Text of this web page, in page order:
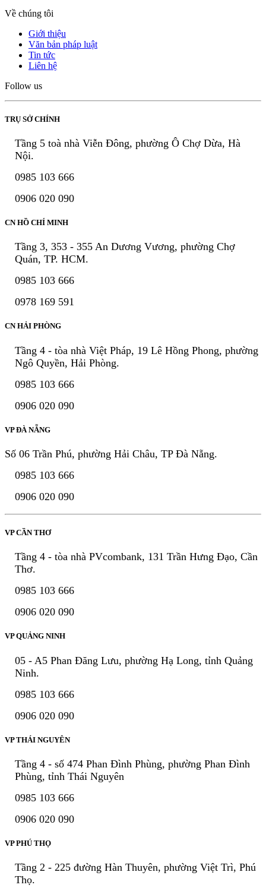
Về chúng tôi
Giới thiệu
Văn bản pháp luật
Tin tức
Liên hệ
Follow us
TRỤ SỞ CHÍNH
Tầng 5 toà nhà Viễn Đông, phường Ô Chợ Dừa, Hà
Nội.
0985 103 666
0906 020 090
CN HỒ CHÍ MINH
Tầng 3, 353 - 355 An Dương Vương, phường Chợ
Quán, TP. HCM.
0985 103 666
0978 169 591
CN HẢI PHÒNG
Tầng 4 - tòa nhà Việt Pháp, 19 Lê Hồng Phong, phường
Ngô Quyền, Hải Phòng.
0985 103 666
0906 020 090
VP ĐÀ NẴNG
Số 06 Trần Phú, phường Hải Châu, TP Đà Nẵng.
0985 103 666
0906 020 090
VP CẦN THƠ
Tầng 4 - tòa nhà PVcombank, 131 Trần Hưng Đạo, Cần
Thơ.
0985 103 666
0906 020 090
VP QUẢNG NINH
05 - A5 Phan Đăng Lưu, phường Hạ Long, tỉnh Quảng
Ninh.
0985 103 666
0906 020 090
VP THÁI NGUYÊN
Tầng 4 - số 474 Phan Đình Phùng, phường Phan Đình
Phùng, tỉnh Thái Nguyên
0985 103 666
0906 020 090
VP PHÚ THỌ
Tầng 2 - 225 đường Hàn Thuyên, phường Việt Trì, Phú
Thọ.